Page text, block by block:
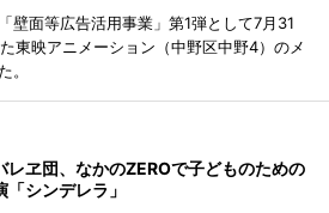
壁面等広告活用事業」第1弾として7月31
東映アニメーション（中野区中野4）のメ
。
レヱ団、なかのZEROで子どものための
「シンデレラ」